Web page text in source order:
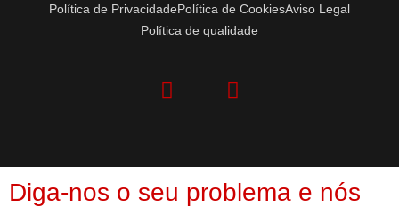
Política de PrivacidadePolítica de CookiesAviso Legal
Política de qualidade
Diga-nos o seu problema e nós